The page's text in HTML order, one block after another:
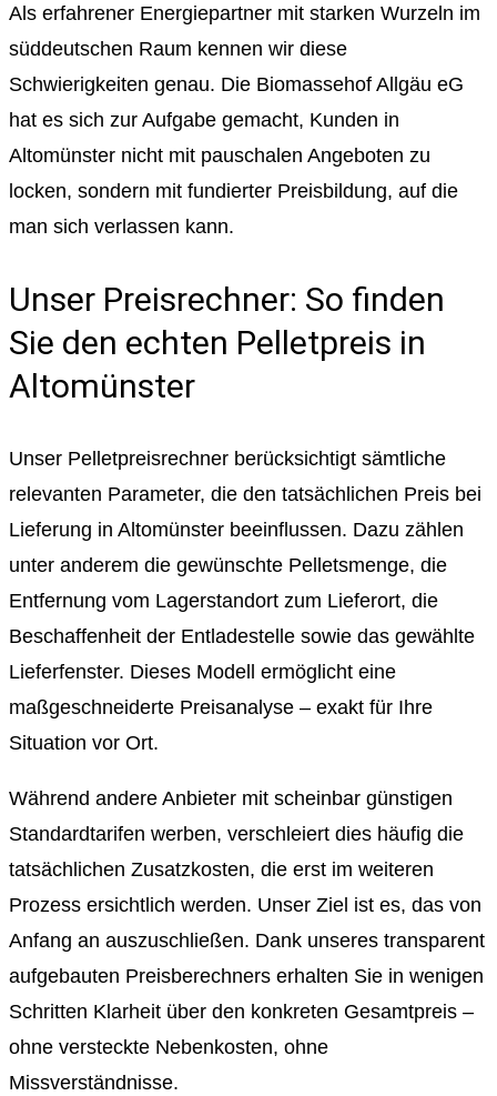
Als erfahrener Energiepartner mit starken Wurzeln im
süddeutschen Raum kennen wir diese
Schwierigkeiten genau. Die Biomassehof Allgäu eG
hat es sich zur Aufgabe gemacht, Kunden in
Altomünster nicht mit pauschalen Angeboten zu
locken, sondern mit fundierter Preisbildung, auf die
man sich verlassen kann.
Unser Preisrechner: So finden
Sie den echten Pelletpreis in
Altomünster
Unser Pelletpreisrechner berücksichtigt sämtliche
relevanten Parameter, die den tatsächlichen Preis bei
Lieferung in Altomünster beeinflussen. Dazu zählen
unter anderem die gewünschte Pelletsmenge, die
Entfernung vom Lagerstandort zum Lieferort, die
Beschaffenheit der Entladestelle sowie das gewählte
Lieferfenster. Dieses Modell ermöglicht eine
maßgeschneiderte Preisanalyse – exakt für Ihre
Situation vor Ort.
Während andere Anbieter mit scheinbar günstigen
Standardtarifen werben, verschleiert dies häufig die
tatsächlichen Zusatzkosten, die erst im weiteren
Prozess ersichtlich werden. Unser Ziel ist es, das von
Anfang an auszuschließen. Dank unseres transparent
aufgebauten Preisberechners erhalten Sie in wenigen
Schritten Klarheit über den konkreten Gesamtpreis –
ohne versteckte Nebenkosten, ohne
Missverständnisse.